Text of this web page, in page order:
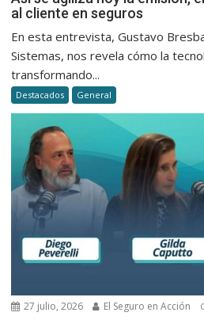
al cliente en seguros
En esta entrevista, Gustavo
Sistemas, nos revela cómo la
transformando...
Destacados General
27 julio, 2026 El Seguro en Acción